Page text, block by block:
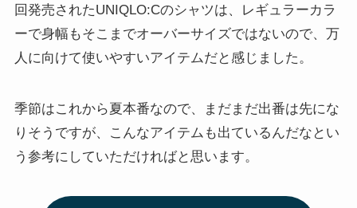
回発売されたUNIQLO:Cのシャツは、レギュラーカラ
ーで身幅もそこまでオーバーサイズではないので、万
人に向けて使いやすいアイテムだと感じました。
季節はこれから夏本番なので、まだまだ出番は先にな
りそうですが、こんなアイテムも出ているんだなとい
う参考にしていただければと思います。